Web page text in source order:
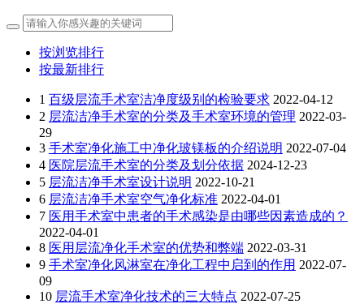
按浏览排行
按最新排行
1 百级层流手术室洁净度级别的检验要求 2022-04-12
2 层流洁净手术室的分类及手术室环境的管理 2022-03-
29
3 手术室净化施工中净化玻镁板的介绍说明 2022-07-04
4 医院层流手术室的分类及划分依据 2024-12-23
5 层流洁净手术室设计说明 2022-10-21
6 层流洁净手术室空气净化标准 2022-04-01
7 医用手术室中患者的手术感染是由哪些因素造成的？
2022-04-01
8 医用层流净化手术室的优势和弊端 2022-03-31
9 手术室净化风淋室在净化工程中启到的作用 2022-07-
09
10 层流手术室净化技术的三大特点 2022-07-25